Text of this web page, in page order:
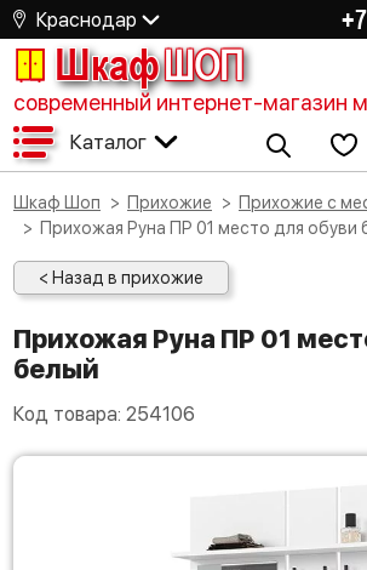
Краснодар
ШкафШОП
современный интернет-магазин
Каталог
Шкаф Шоп Прихожие
Прихожие с
Прихожая Руна ПР 01 место для обуви
< Назад в прихожие
Прихожая Руна ПР 01 место для обуви
белый
Код товара: 254106